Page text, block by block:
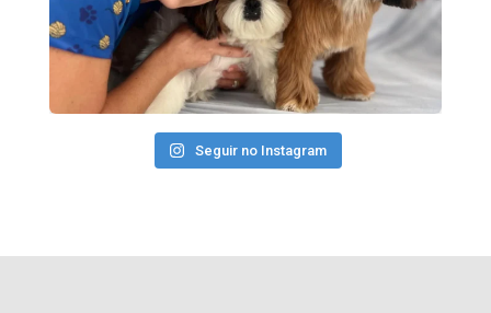
Seguir no Instagram